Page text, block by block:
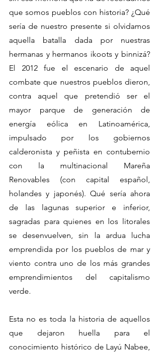
que somos pueblos con historia? ¿Qué
sería de nuestro presente si olvidamos
aquella batalla dada por nuestras
hermanas y hermanos ikoots y binnizá?
El 2012 fue el escenario de aquel
combate que nuestros pueblos dieron,
contra aquel que pretendió ser el
mayor parque de generación de
energía eólica en Latinoamérica,
impulsado por los gobiernos
calderonista y peñista en contubernio
con la multinacional Mareña
Renovables (con capital español,
holandes y japonés). Qué sería ahora
de las lagunas superior e inferior,
sagradas para quienes en los litorales
se desenvuelven, sin la ardua lucha
emprendida por los pueblos de mar y
viento contra uno de los más grandes
emprendimientos del capitalismo
verde.
Esta no es toda la historia de aquellos
que dejaron huella para el
conocimiento histórico de Layú Nabee,